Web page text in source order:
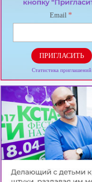
Email *
ПРИГЛАСИТЬ
Статистика приглашений